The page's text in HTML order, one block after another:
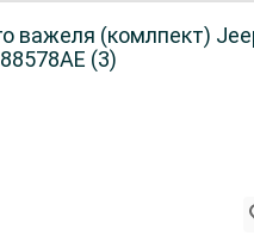
(комлпект) Jeep
(3)